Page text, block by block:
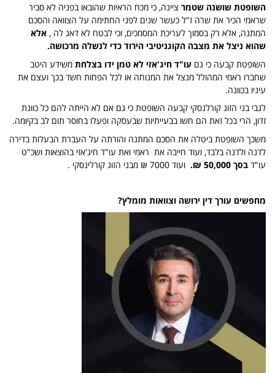
השופטת שושנה שטמר ציינה, כי מכח הראיות שהובאו בפניה לא סביר
שראמי הכיר את שרה ז"ל כעשר שנים לפני החתימה על הצוואה והסכם
המתנה, אלא רק בסמוך לעריכת המסמכים, וכי לבטח לא דאג לה , אלא
שהוא ניצל את מצבה הקוגניטיבי הירוד כדי לנשלה מרכושה.
השופטת קבעה כי גם עו"ד חיג'אזי לא טמן ידו בצלחת משידע היטב
שחברו ראמי המהולל מנצל את המנוחה או לכל הפחות חשד בכך ועצם את
עיניו בכוונה.
לגבי בני הזוג קורלנסקי קבעה השופטת כי גם אם לא הייתה להם כל כוונת
זדון, הרי בכל זאת הם חשו בבעייתיות שבעסקה ופעלו בחוסר תום לב בקיומה.
משכך השופטת ביטלה את הסכם המתנה והורתה על העברת הבעלות בדירה
לדנה ולדנה בלבד, ועוד חייבה את ראמי ואת עו"ד חיג'אזי בהוצאות ושכ"ט
עו"ד בסך 50,000 ₪. ועוד 7000 ₪ מבני הזוג קורלינסקי .
מחפשים עורך דין ירושה וצוואות מומלץ?